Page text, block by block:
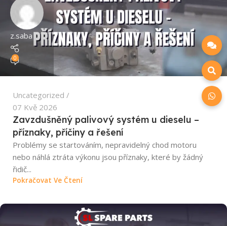
z.saba
0
Uncategorized
07 Kvě 2026
Zavzdušněný palivový systém u dieselu –
příznaky, příčiny a řešení
Problémy se startováním, nepravidelný chod motoru
nebo náhlá ztráta výkonu jsou příznaky, které by žádný
řidič...
Pokračovat Ve Čtení